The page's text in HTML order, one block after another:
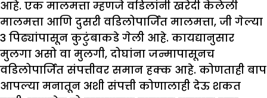
आहे. एक मालमत्ता म्हणजे वडिलांनी खरेदी केलेली
मालमत्ता आणि दुसरी वडिलोपार्जित मालमत्ता, जी गेल्या
3 पिढ्यांपासून कुटुंबाकडे गेली आहे. कायद्यानुसार
मुलगा असो वा मुलगी, दोघांना जन्मापासूनच
वडिलोपार्जित संपत्तीवर समान हक्क आहे. कोणताही बाप
आपल्या मनातून अशी संपत्ती कोणालाही देऊ शकत